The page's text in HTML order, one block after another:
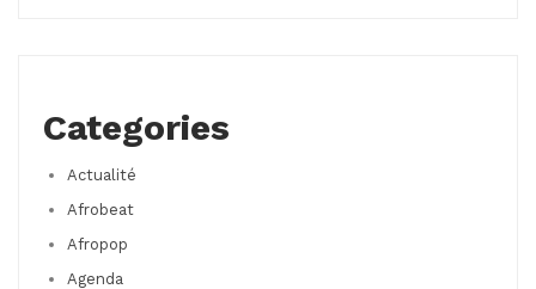
Categories
Actualité
Afrobeat
Afropop
Agenda